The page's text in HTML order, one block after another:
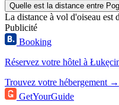
Quelle est la distance entre
La distance à vol d'oiseau est
Publicité
Booking
Réservez votre hôtel à
Trouvez votre hébergement →
GetYourGuide